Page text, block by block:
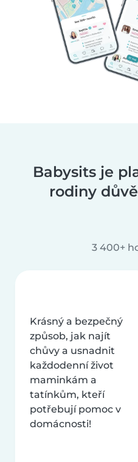
Babysits je
rodiny
3 400+
Krásný a bezpečný
způsob, jak najít
chůvy a usnadnit
každodenní život
maminkám a
tatínkům, kteří
potřebují pomoc v
domácnosti!